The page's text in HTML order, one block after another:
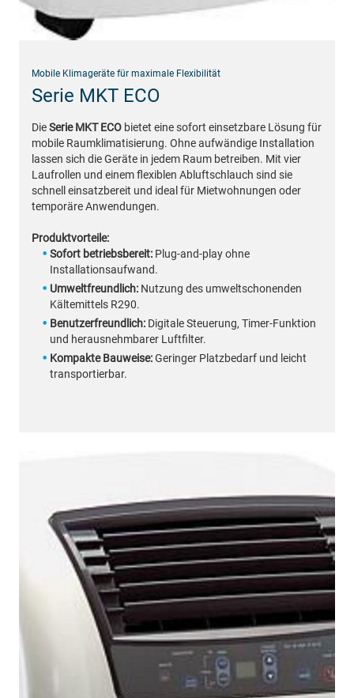
Mobile Klimageräte für maximale Flexibilität
Serie MKT ECO
DieSerie MKT ECO bietet eine sofort einsetzbare Lösung für
mobile Raumklimatisierung. Ohne aufwändige Installation
lassen sich die Geräte in jedem Raum betreiben. Mit vier
Laufrollen und einem flexiblen Abluftschlauch sind sie
schnell einsatzbereit und ideal für Mietwohnungen oder
temporäre Anwendungen.
Produktvorteile:
Sofort betriebsbereit: Plug-and-play ohne
Installationsaufwand.
Umweltfreundlich: Nutzung des umweltschonenden
Kältemittels R290.
Benutzerfreundlich: Digitale Steuerung, Timer-Funktion
und herausnehmbarer Luftfilter.
Kompakte Bauweise:Geringer Platzbedarf und leicht
transportierbar.